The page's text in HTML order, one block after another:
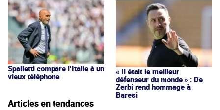
Spalletti compare l’Italie à un
vieux téléphone
« Il était le meilleur
défenseur du monde » : De
Zerbi rend hommage à
Baresi
Articles en tendances